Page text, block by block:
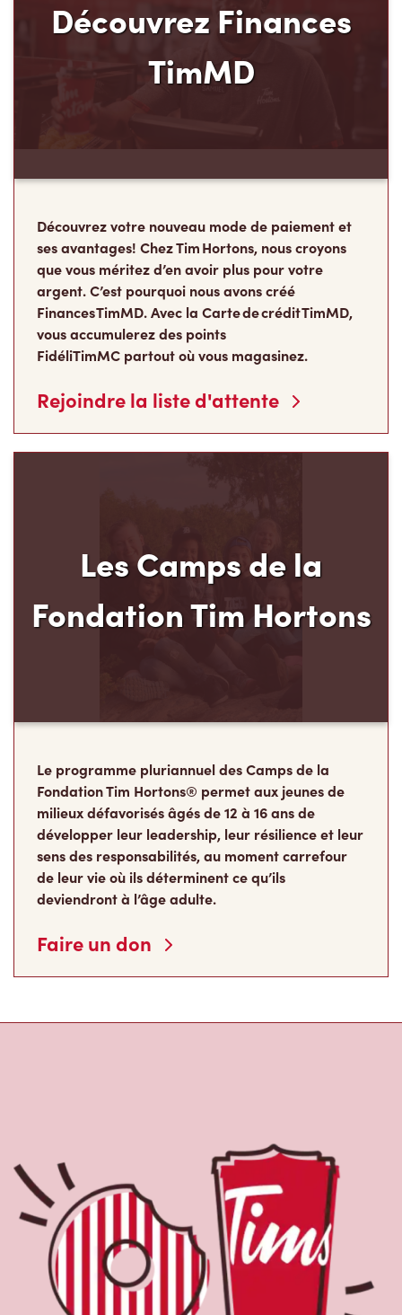
TimMD
ses avantages! Chez Tim Hortons, nous croyons
que vous méritez d’en avoir plus pour votre
argent. C’est pourquoi nous avons créé
Finances TimMD. Avec la Carte de crédit TimMD,
vous accumulerez des points
FidéliTimMC partout où vous magasinez.
Rejoindre la liste d'attente
Fondation Tim Hortons
Fondation Tim Hortons® permet aux jeunes de
milieux défavorisés âgés de 12 à 16 ans de
développer leur leadership, leur résilience et leur
sens des responsabilités, au moment carrefour
de leur vie où ils déterminent ce qu’ils
deviendront à l’âge adulte.
Faire un don